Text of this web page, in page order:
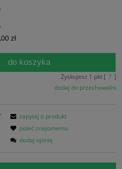
zł
do koszyka
Zyskujesz 1 pkt [ ? ]
dodaj do przechowalni
zapytaj o produkt
poleć znajomemu
dodaj opinię